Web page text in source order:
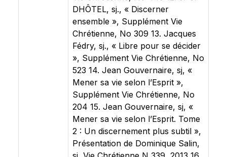
DHÔTEL, sj., « Discerner
ensemble », Supplément Vie
Chrétienne, No 309 13. Jacques
Fédry, sj., « Libre pour se décider
», Supplément Vie Chrétienne, No
523 14. Jean Gouvernaire, sj, «
Mener sa vie selon l’Esprit »,
Supplément Vie Chrétienne, No
204 15. Jean Gouvernaire, sj, «
Mener sa vie selon l’Esprit. Tome
2 : Un discernement plus subtil »,
Présentation de Dominique Salin,